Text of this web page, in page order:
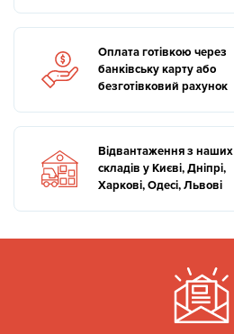
Оплата готівкою через
банківську карту або
безготівковий рахунок
Відвантаження з наших
складів у Києві, Дніпрі,
Харкові, Одесі, Львові